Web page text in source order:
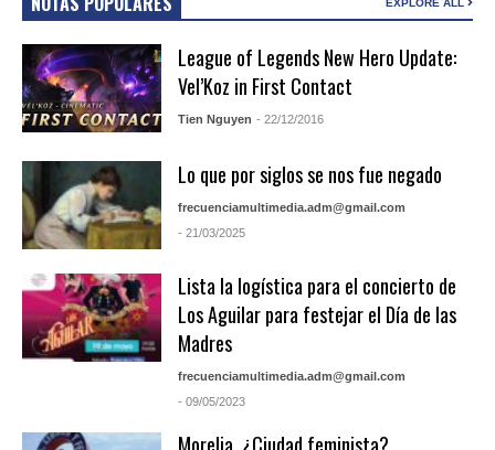
League of Legends New Hero Update:
Vel’Koz in First Contact
Tien Nguyen - 22/12/2016
Lo que por siglos se nos fue negado
frecuenciamultimedia.adm@gmail.com
- 21/03/2025
Lista la logística para el concierto de
Los Aguilar para festejar el Día de las
Madres
frecuenciamultimedia.adm@gmail.com
- 09/05/2023